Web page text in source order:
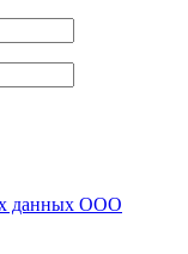
данных ООО